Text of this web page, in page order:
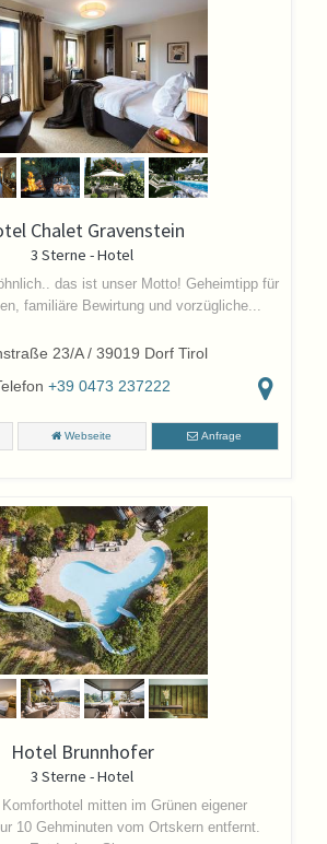
Chalet Gravenstein
3 Sterne - Hotel
das ist unser Motto! Geheimtipp für
familiäre Bewirtung und vorzügliche...
23/A / 39019 Dorf Tirol
+39 0473 237222
Webseite Anfrage
Hotel Brunnhofer
3 Sterne - Hotel
mitten im Grünen eigener
10 Gehminuten vom Ortskern entfernt.